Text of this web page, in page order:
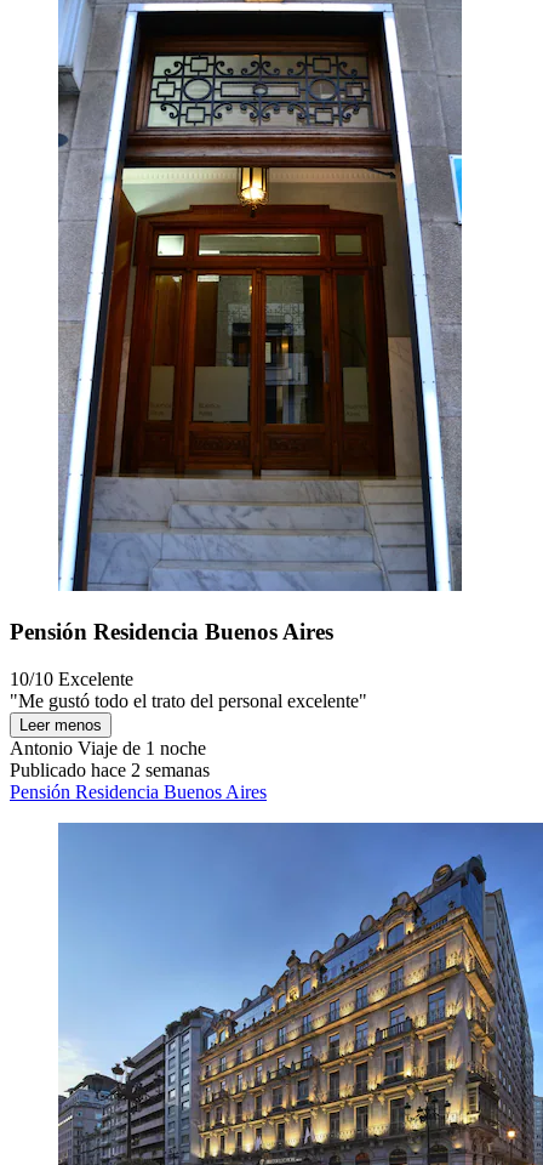
Pensión Residencia Buenos Aires
10/10 Excelente
"Me gustó todo el trato del personal excelente"
Leer menos
Antonio Viaje de 1 noche
Publicado hace 2 semanas
Pensión Residencia Buenos Aires